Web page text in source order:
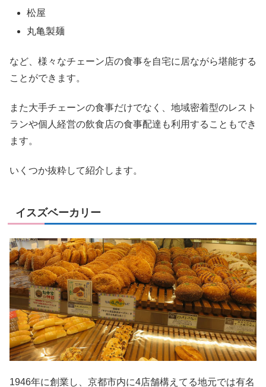
松屋
丸亀製麺
など、様々なチェーン店の食事を自宅に居ながら堪能する
ことができます。
また大手チェーンの食事だけでなく、地域密着型のレスト
ランや個人経営の飲食店の食事配達も利用することもでき
ます。
いくつか抜粋して紹介します。
イスズベーカリー
1946年に創業し、京都市内に4店舗構えてる地元では有名